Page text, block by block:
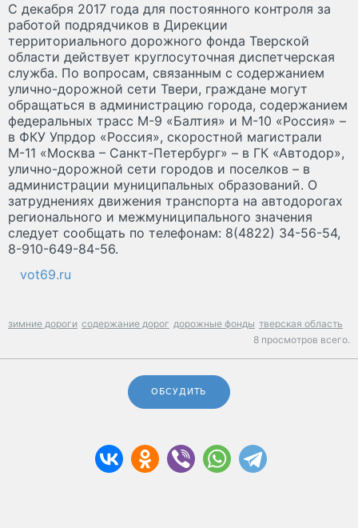
С декабря 2017 года для постоянного контроля за
работой подрядчиков в Дирекции
территориального дорожного фонда Тверской
области действует круглосуточная диспетчерская
служба. По вопросам, связанным с содержанием
улично-дорожной сети Твери, граждане могут
обращаться в администрацию города, содержанием
федеральных трасс М-9 «Балтия» и М-10 «Россия» –
в ФКУ Упрдор «Россия», скоростной магистрали
М-11 «Москва – Санкт-Петербург» – в ГК «Автодор»,
улично-дорожной сети городов и поселков – в
администрации муниципальных образований. О
затруднениях движения транспорта на автодорогах
регионального и межмуниципального значения
следует сообщать по телефонам: 8(4822) 34-56-54,
8-910-649-84-56.
vot69.ru
зимние дороги содержание дорог дорожные фонды тверская область
8 просмотров всего.
ОБСУДИТЬ